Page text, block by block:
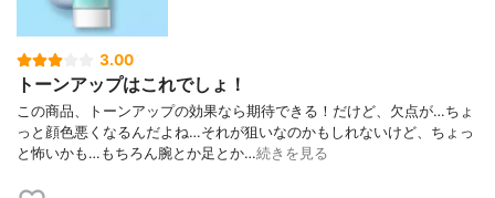
3.00
トーンアップはこれでしょ！
この商品、トーンアップの効果なら期待できる！だけど、欠点が…ちょ
っと顔色悪くなるんだよね…それが狙いなのかもしれないけど、ちょっ
と怖いかも…もちろん腕とか足とか…続きを見る